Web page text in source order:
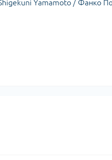
Yamamoto / Фанко